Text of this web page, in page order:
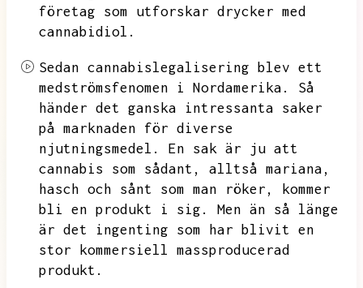
företag som utforskar drycker med
cannabidiol.
Sedan cannabislegalisering blev ett
medströmsfenomen i Nordamerika.
Så
händer det ganska intressanta saker
på marknaden för diverse
njutningsmedel.
En sak är ju att
cannabis som sådant,
alltså mariana,
hasch och sånt som man röker,
kommer
bli en produkt i sig.
Men än så länge
är det ingenting som har blivit en
stor kommersiell massproducerad
produkt.